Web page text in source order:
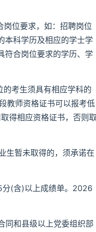
位要求，如：招聘岗位
本科学历及相应的学士学
符合岗位要求的学历、学
考生须具有相应学科的
教师资格证书可以报考低
得相应资格证书，否则
生暂未取得的，须承诺在
分(含)以上成绩单。2026
同和县级以上党委组织部